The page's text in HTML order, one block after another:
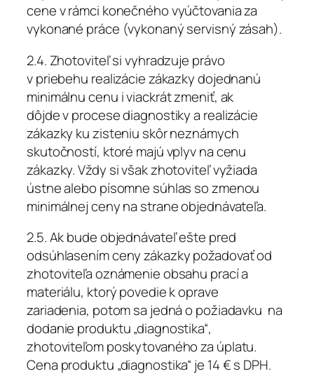
cene v rámci konečného vyúčtovania za
vykonané práce (vykonaný servisný zásah).
2.4. Zhotoviteľ si vyhradzuje právo
v priebehu realizácie zákazky dojednanú
minimálnu cenu i viackrát zmeniť, ak
dôjde v procese diagnostiky a realizácie
zákazky ku zisteniu skôr neznámych
skutočností, ktoré majú vplyv na cenu
zákazky. Vždy si však zhotoviteľ vyžiada
ústne alebo písomne súhlas so zmenou
minimálnej ceny na strane objednávateľa.
2.5. Ak bude objednávateľ ešte pred
odsúhlasením ceny zákazky požadovať od
zhotoviteľa oznámenie obsahu prací a
materiálu, ktorý povedie k oprave
zariadenia, potom sa jedná o požiadavku na
dodanie produktu „diagnostika“,
zhotoviteľom poskytovaného za úplatu.
Cena produktu „diagnostika“ je 14 € s DPH.